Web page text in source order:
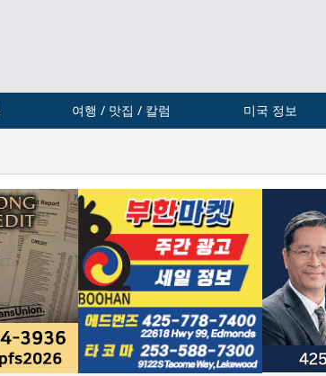
여행 / 맛집 / 칼럼 미국 정보